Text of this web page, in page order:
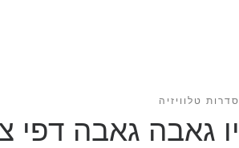
סדרות טלוויזיה
יו גאבה גאבה דפי